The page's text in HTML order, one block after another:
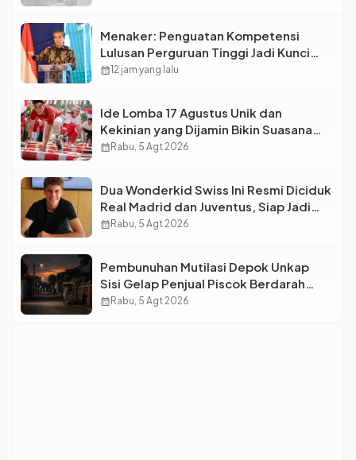
Menaker: Penguatan Kompetensi
Lulusan Perguruan Tinggi Jadi Kunci
Menjawab Kebutuhan Dunia Kerja
calendar_month12 jam yang lalu
Ide Lomba 17 Agustus Unik dan
Kekinian yang Dijamin Bikin Suasana
Makin Pecah
calendar_monthRabu, 5 Agt 2026
Dua Wonderkid Swiss Ini Resmi Diciduk
Real Madrid dan Juventus, Siap Jadi
Bintang Baru Eropa
calendar_monthRabu, 5 Agt 2026
Pembunuhan Mutilasi Depok Unkap
Sisi Gelap Penjual Piscok Berdarah
Dingin
calendar_monthRabu, 5 Agt 2026